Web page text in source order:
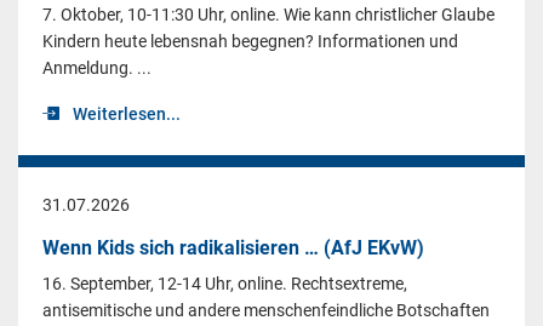
7. Oktober, 10-11:30 Uhr, online. Wie kann christlicher Glaube
Kindern heute lebensnah begegnen? Informationen und
Anmeldung. ...
Weiterlesen...
31.07.2026
Wenn Kids sich radikalisieren … (AfJ EKvW)
16. September, 12-14 Uhr, online. Rechtsextreme,
antisemitische und andere menschenfeindliche Botschaften